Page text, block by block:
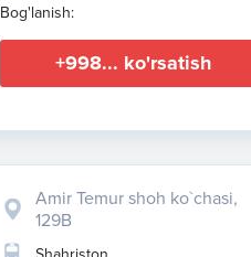
Bog'lanish:
+998... ko'rsatish
Amir Temur shoh ko`chasi,
129B